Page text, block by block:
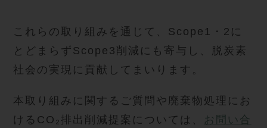
これらの取り組みを通じて、Scope1・2に
とどまらずScope3削減にも寄与し、脱炭素
社会の実現に貢献してまいります。
本取り組みに関するご質問や廃棄物処理にお
けるCO₂排出削減提案については、
お問い合